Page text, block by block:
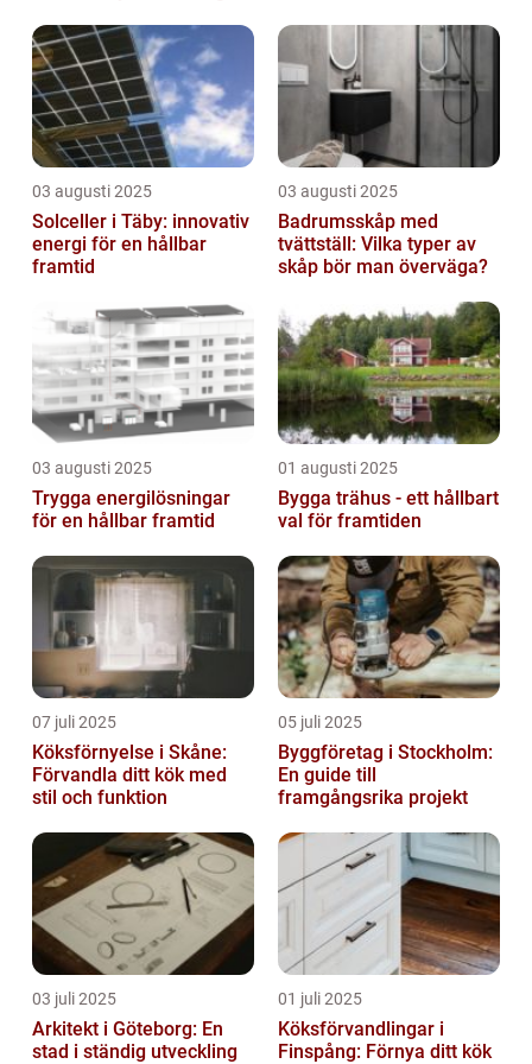
03 augusti 2025
Solceller i Täby: innovativ
energi för en hållbar
framtid
03 augusti 2025
Badrumsskåp med
tvättställ: Vilka typer av
skåp bör man överväga?
03 augusti 2025
Trygga energilösningar
för en hållbar framtid
01 augusti 2025
Bygga trähus - ett hållbart
val för framtiden
07 juli 2025
Köksförnyelse i Skåne:
Förvandla ditt kök med
stil och funktion
05 juli 2025
Byggföretag i Stockholm:
En guide till
framgångsrika projekt
03 juli 2025
Arkitekt i Göteborg: En
stad i ständig utveckling
01 juli 2025
Köksförvandlingar i
Finspång: Förnya ditt kök